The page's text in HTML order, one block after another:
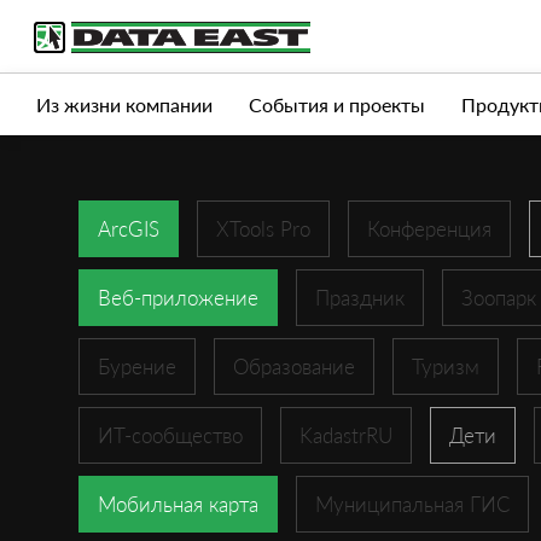
Услуги Продукты Истории успеха
Из жизни компании События и проекты
ArcGIS XTools Pro Конференция
Веб-приложение Праздник Зоопарк
Бурение Образование Туризм
ИТ-сообщество KadastrRU Дети
Мобильная карта Муниципальная ГИС